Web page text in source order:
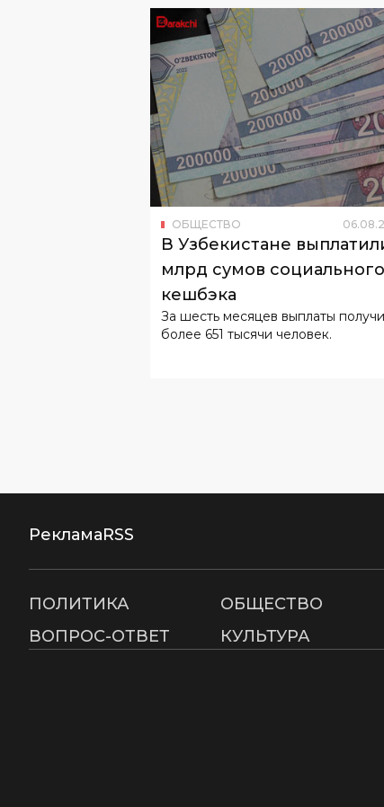
ОБЩЕСТВО 06.08.
В Узбекистане
млрд сумов социального
кешбэка
За шесть месяцев выплаты
более 651 тысячи человек.
РекламаRSS
ПОЛИТИКА ОБЩЕСТВО
ВОПРОС-ОТВЕТ
КУЛЬТУРА